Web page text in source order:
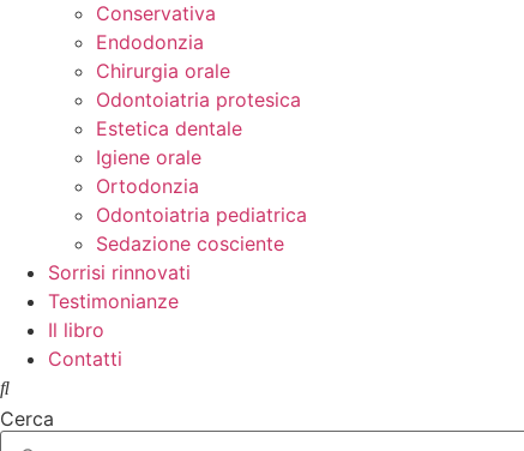
Conservativa
Endodonzia
Chirurgia orale
Odontoiatria protesica
Estetica dentale
Igiene orale
Ortodonzia
Odontoiatria pediatrica
Sedazione cosciente
Sorrisi rinnovati
Testimonianze
Il libro
Contatti
Cerca